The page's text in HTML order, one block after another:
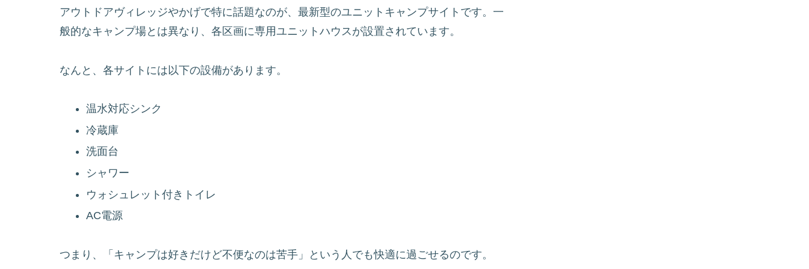
アウトドアヴィレッジやかげで特に話題なのが、最新型のユニットキャンプサイトです。一
般的なキャンプ場とは異なり、各区画に専用ユニットハウスが設置されています。
なんと、各サイトには以下の設備があります。
温水対応シンク
冷蔵庫
洗面台
シャワー
ウォシュレット付きトイレ
AC電源
つまり、「キャンプは好きだけど不便なのは苦手」という人でも快適に過ごせるのです。